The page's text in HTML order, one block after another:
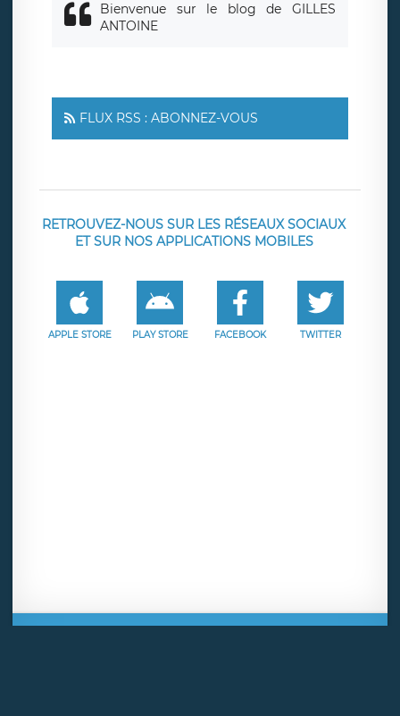
Bienvenue sur le blog de GILLES
ANTOINE
FLUX RSS : ABONNEZ-VOUS
RETROUVEZ-NOUS SUR LES RÉSEAUX SOCIAUX
ET SUR NOS APPLICATIONS MOBILES
APPLE STORE PLAY STORE FACEBOOK TWITTER